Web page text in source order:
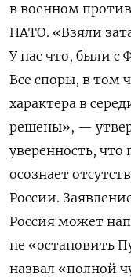
в военном
НАТО. «Взяли
У нас что, были с
Все споры, в том
характера в
решены», —
уверенность,
осознает
России.
Россия может
не «остановить
назвал «полной